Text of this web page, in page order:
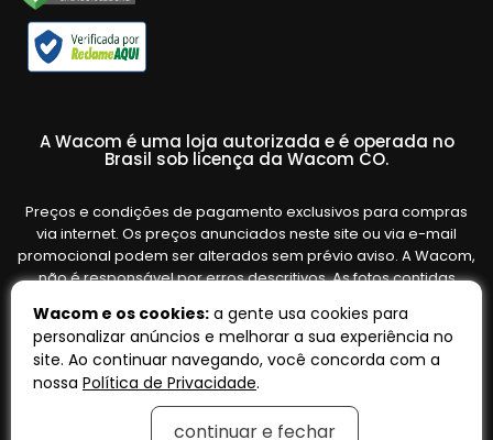
A Wacom é uma loja autorizada e é operada no
Brasil sob licença da Wacom CO.
Preços e condições de pagamento exclusivos para compras
via internet. Os preços anunciados neste site ou via e-mail
promocional podem ser alterados sem prévio aviso. A Wacom,
não é responsável por erros descritivos. As fotos contidas
variar de acordo com o fornecedor/lote do fabricante. Ofertas
válidas até o término de nossos estoques. Vendas sujeitas à
análise e confirmação de dados.
Wacom e os cookies: a gente usa cookies para
personalizar anúncios e melhorar a sua experiência no
site. Ao continuar navegando, você concorda com a
nossa Política de Privacidade.
continuar e fechar